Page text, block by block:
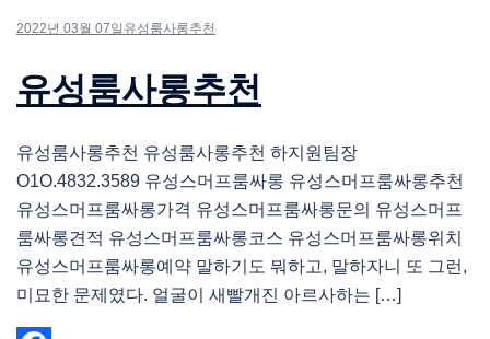
2022년 03월 07일 유성룸사롱추천
유성룸사롱추천
유성룸사롱추천 유성룸사롱추천 하지원팀장
O1O.4832.3589 유성스머프룸싸롱 유성스머프룸싸롱추천
유성스머프룸싸롱가격 유성스머프룸싸롱문의 유성스머프
룸싸롱견적 유성스머프룸싸롱코스 유성스머프룸싸롱위치
유성스머프룸싸롱예약 말하기도 뭐하고, 말하자니 또 그런,
미묘한 문제였다. 얼굴이 새빨개진 아르사하는 […]